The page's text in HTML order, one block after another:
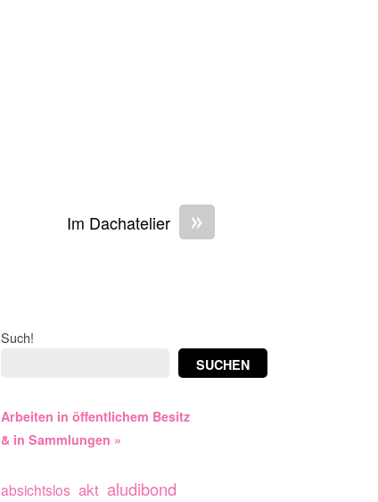
»
Im Dachatelier
Such!
SUCHEN
Arbeiten in öffentlichem Besitz
& in Sammlungen »
absichtslos akt aludibond